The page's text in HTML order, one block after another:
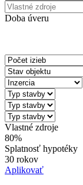
Doba úveru
Vlastné zdroje
80%
Splatnosť hypotéky
30 rokov
Aplikovať